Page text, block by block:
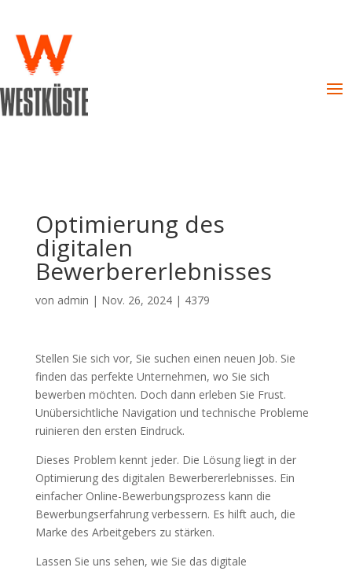
Optimierung des
digitalen
Bewerbererlebnisses
von admin | Nov. 26, 2024| 4379
Stellen Sie sich vor, Sie suchen einen neuen Job. Sie
finden das perfekte Unternehmen, wo Sie sich
bewerben möchten. Doch dann erleben Sie Frust.
Unübersichtliche Navigation und technische Probleme
ruinieren den ersten Eindruck.
Dieses Problem kennt jeder. Die Lösung liegt in der
Optimierung des digitalen Bewerbererlebnisses. Ein
einfacher Online-Bewerbungsprozess kann die
Bewerbungserfahrung verbessern. Es hilft auch, die
Marke des Arbeitgebers zu stärken.
Lassen Sie uns sehen, wie Sie das digitale